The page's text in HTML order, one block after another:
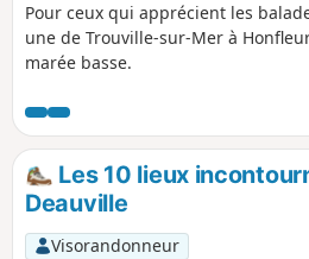
Pour ceux qui apprécient les
une de Trouville-sur-Mer à
marée basse.
Les 10 lieux
Deauville
Visorandonneur